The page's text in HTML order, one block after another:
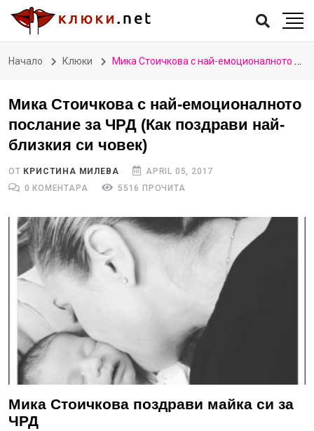
Начало Клюки Мика Стоичкова с най-емоционалното послание за ЧРД (Как поздрави най-близкия си човек)
Мика Стоичкова с най-емоционалното
послание за ЧРД (Как поздрави най-
близкия си човек)
ОТ КРИСТИНА МИЛЕВА
APRIL 05, 2017
0 КОМЕНТАРА
5516 ПРОЧИТА
Мика Стоичкова поздрави майка си за
ЧРД